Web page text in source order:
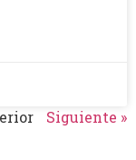
Siguiente »